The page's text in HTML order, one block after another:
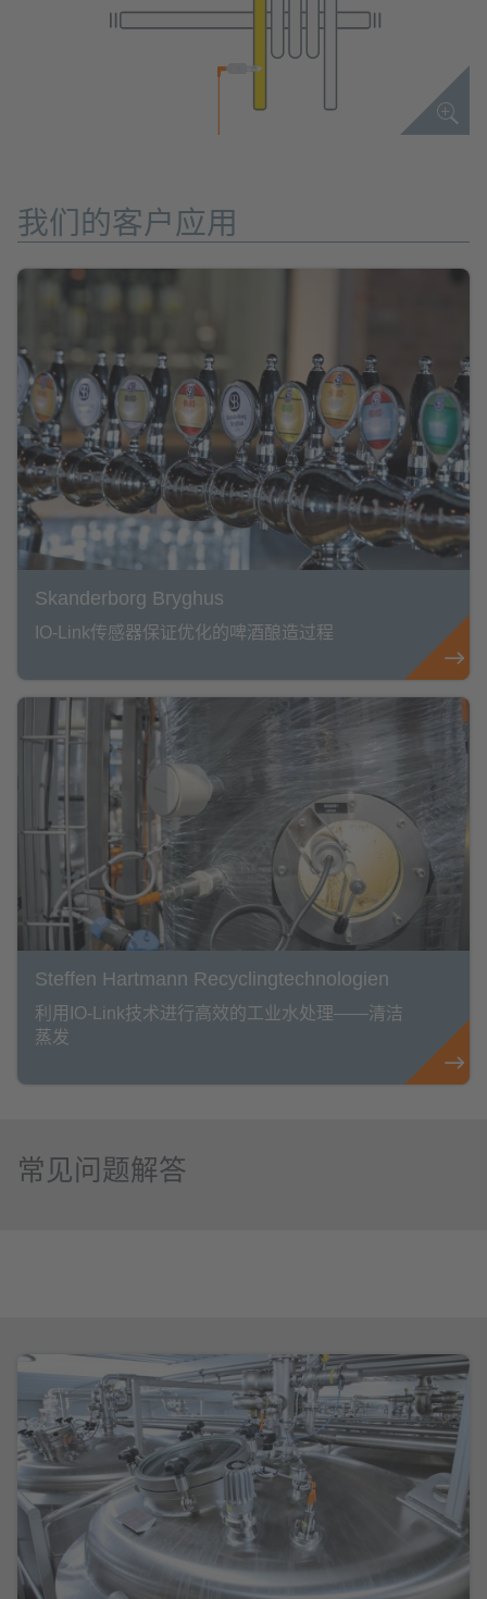
我们的客户应用
Skanderborg Bryghus
IO-Link传感器保证优化的啤酒酿造过程
Steffen Hartmann Recyclingtechnologien
利用IO-Link技术进行高效的工业水处理——清洁
蒸发
常见问题解答